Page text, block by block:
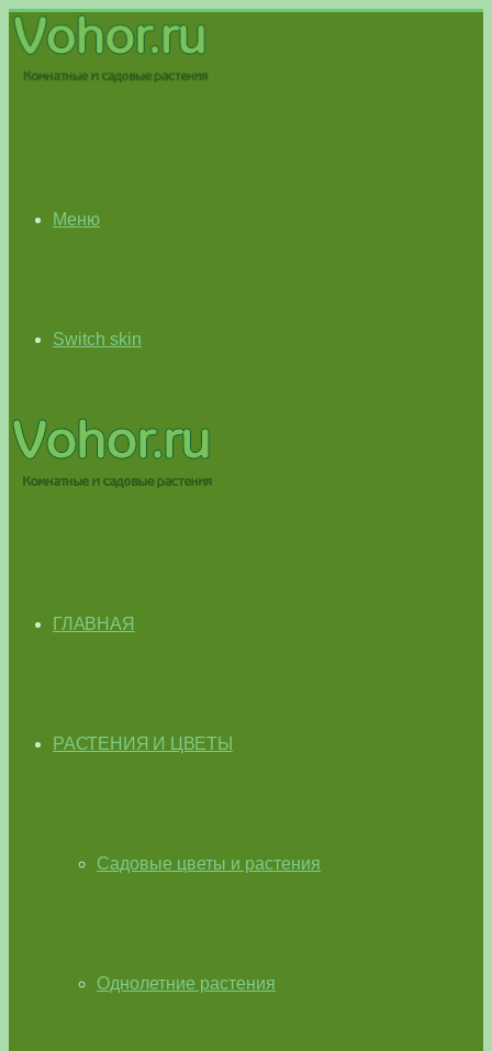
Меню
Switch skin
ГЛАВНАЯ
РАСТЕНИЯ И ЦВЕТЫ
Садовые цветы и растения
Однолетние растения